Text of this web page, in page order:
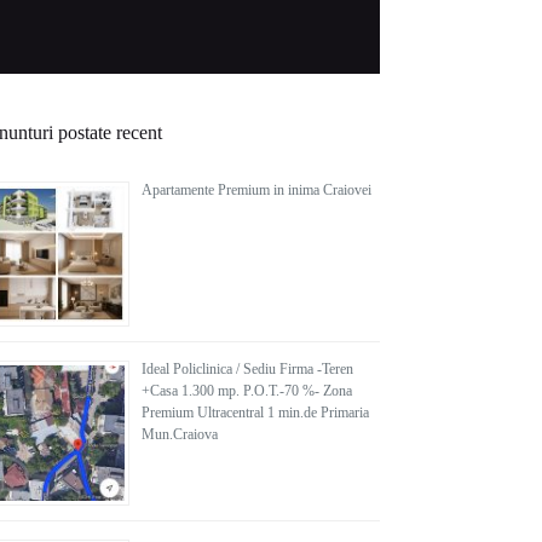
postate recent
Apartamente Premium in inima Craiovei
Ideal Policlinica / Sediu Firma -Teren
+Casa 1.300 mp. P.O.T.-70 %- Zona
Premium Ultracentral 1 min.de Primaria
Mun.Craiova